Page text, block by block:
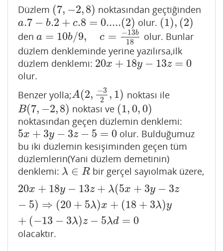
Düzlem (7, −2,8)
(7,− 2,8) noktasından geçtiğinden
a.7 − b.2 + c.8 = 0.....(2)
a.7− b.2+c.8= 0..... (2) olur. (1), (2)
(1),(2 )
den a = 10b/9, c = −13b
18
a=10 b/9,c=− b18
olur. Bunlar
düzlem denkleminde yerine yazılırsa,ilk
düzlem denklemi: 20x + 18y − 13z = 0
20x+ 18 y−13 z= 0
olur.
Benzer yolla;A(2, −3
2
, 1)
A(2,−32,1) noktası ile
B(7, −2,8)
B(7,−2,8) noktası ve (1,0,0)
(1,0 ,0)
noktasından geçen düzlemin denklemi:
5x + 3y − 3z − 5 = 0
5x+ 3y −3z −5 =0
olur. Bulduğumuz
bu iki düzlemin kesişiminden geçen tüm
düzlemlerin(Yani düzlem demetinin)
denklemi: λ ∈ R
λ∈R bir gerçel sayıolmak üzere,
20x + 18y − 13z + λ(5x + 3y − 3z
− 5) ⇒ (20 + 5λ)x + (18 + 3λ)y
+ (−13 − 3λ)z − 5λd = 0
20x+ 18 y−13 z+ λ(5x+ 3y −3z−5 ⇒( 20+ 5λ )x+
olacaktır.